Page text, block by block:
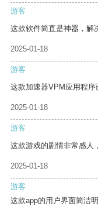
游客
这款软件简直是神器，解
2025-01-18
游客
这款加速器VPM应用程序
2025-01-18
游客
这款游戏的剧情非常感人
2025-01-18
游客
这款app的用户界面简洁